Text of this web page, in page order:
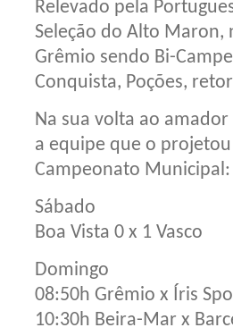
Relevado pela
Seleção do Alto
Grêmio sendo Bi-
Conquista, Poções,
Na sua volta ao
a equipe que o
Campeonato Municipal:
Sábado
Boa Vista 0 x 1 Vasco
Domingo
08:50h Grêmio x Íris
10:30h Beira-Mar x